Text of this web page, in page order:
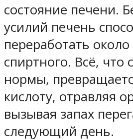
состояние печени.
усилий печень
переработать около
спиртного. Всё, что
нормы,
кислоту, отравляя
вызывая запах
следующий день.